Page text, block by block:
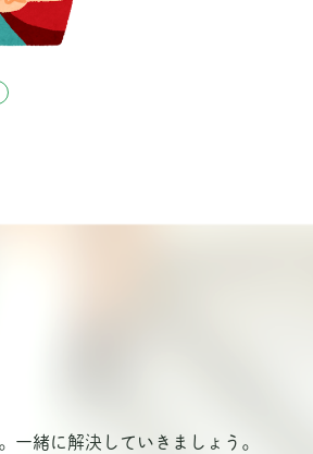
一緒に解決していきましょう。